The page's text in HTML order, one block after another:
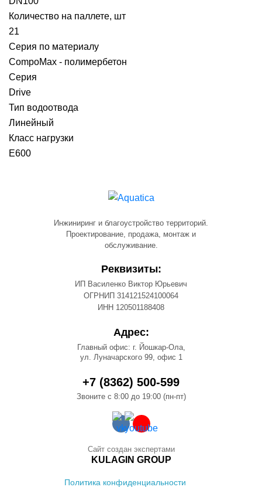
Количество на паллете, шт
21
Серия по материалу
CompoMax - полимербетон
Серия
Drive
Тип водоотвода
Линейный
Класс нагрузки
E600
Инжиниринг и благоустройство территорий.
Проектирование, продажа, монтаж и
обслуживание.
Реквизиты:
ИП Василенко Виктор Юрьевич
ОГРНИП 314121524100064
ИНН 120501188408
Адрес:
Главный офис: г. Йошкар-Ола,
ул. Луначарского 99, офис 1
+7 (8362) 500-599
Звоните с 8:00 до 19:00 (пн-пт)
Политика конфиденциальности
Сайт создан экспертами
KULAGIN GROUP